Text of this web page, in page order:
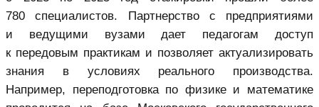
780 специалистов. Партнерство с предприятиями
и ведущими вузами дает педагогам доступ
к передовым практикам и позволяет актуализировать
знания в условиях реального производства.
Например, переподготовка по физике и математике